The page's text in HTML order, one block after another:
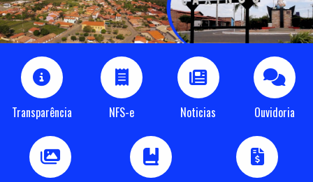
Transparência NFS-e Noticias Ouvidoria